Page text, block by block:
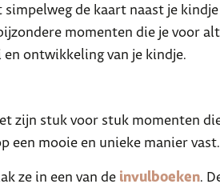
de kaart naast je
momenten die je voor
ontwikkeling van je kindje.
zijn stuk voor stuk momenten
een mooie en unieke manier vast.
ze in een van de invulboeken.